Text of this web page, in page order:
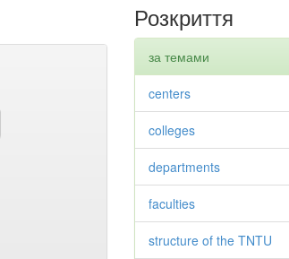
Розкриття
за темами
centers
colleges
departments
faculties
structure of the TNTU